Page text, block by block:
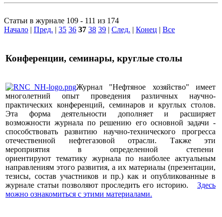
Статьи в журнале 109 - 111 из 174
Начало | Пред. | 35 36 37 38 39 | След. | Конец | Все
Конференции, семинары, круглые столы
Журнал "Нефтяное хозяйство" имеет
многолетний опыт проведения различных научно-
практических конференций, семинаров и круглых столов.
Эта форма деятельности дополняет и расширяет
возможности журнала по решению его основной задачи -
способствовать развитию научно-технического прогресса
отечественной нефтегазовой отрасли. Также эти
мероприятия в определенной степени
ориентируют тематику журнала по наиболее актуальным
направлениям этого развития, а их материалы (презентации,
тезисы, состав участников и пр.) как и опубликованные в
журнале статьи позволяют проследить его историю. Здесь
можно ознакомиться с этими материалами.